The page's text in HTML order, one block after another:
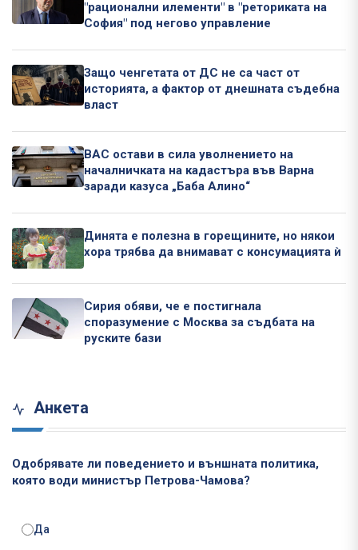
"рационални илементи" в "реториката на
София" под негово управление
Защо ченгетата от ДС не са част от
историята, а фактор от днешната съдебна
власт
ВАС остави в сила уволнението на
началничката на кадастъра във Варна
заради казуса „Баба Алино“
Динята е полезна в горещините, но някои
хора трябва да внимават с консумацията ѝ
Сирия обяви, че е постигнала
споразумение с Москва за съдбата на
руските бази
Анкета
Одобрявате ли поведението и външната политика,
която води министър Петрова-Чамова?
Да